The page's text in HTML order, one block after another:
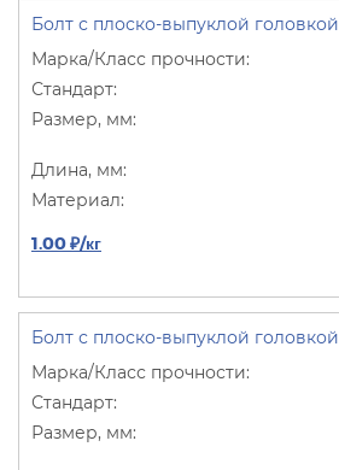
Болт с плоско-выпуклой головкой
1.00 ₽/кг
Болт с плоско-выпуклой головкой